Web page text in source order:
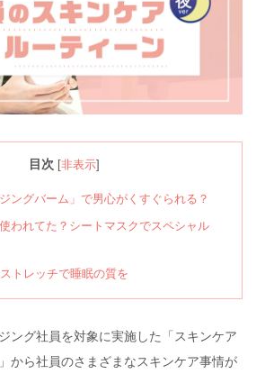
目次 非表示]
ングバーム」で男心がくすぐられる？
われてた？シートマスクでスペシャル
トレッチで睡眠の質を
ング社員を対象に実施した「スキンケア
から社員のさまざまなスキンケア事情が